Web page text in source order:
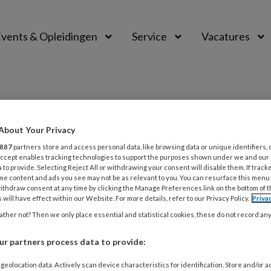
& Opleidingen Service Vacatures
voor professionals in de
in de psychotherapie en psychiatrie
het vinden van de juiste combinatie van de media-
te behalen.
Your Privacy
887 partners store and access personal data, like browsing data or unique identifiers,
enables tracking technologies to support the purposes shown under we and
to provide. Selecting Reject All or withdrawing your consent will disable them. If
content and ads you see may not be as relevant to you. You can resurface this
consent at any time by clicking the Manage Preferences link on the bottom of
will have effect within our Website. For more details, refer to our Privacy Policy.
not? Then we only place essential and statistical cookies, these do not record
partners process data to provide:
data. Actively scan device characteristics for identification. Store and/or